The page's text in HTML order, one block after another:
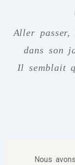
Aller
dans son
Il semblait
Nous